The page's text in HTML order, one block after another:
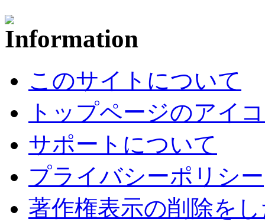
このサイトについて
トップページのアイ
サポートについて
プライバシーポリシー
著作権表示の削除を